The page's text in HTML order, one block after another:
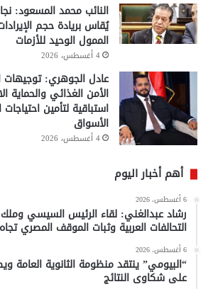
النائب محمد المسعود:
يُقاس بريادة حجم
الممول الوحيد للأزمات
4 أغسطس، 2026
عادل الجوهري:
الأمن الغذائي والحماية
استباقية لتأمين
الأسواق
4 أغسطس، 2026
أهم أخبار اليوم
6 أغسطس، 2026
رشاد عبدالغني: لقاء الرئيس السيسي
التحالفات العربية وثبات الموقف المصري
6 أغسطس، 2026
“البيومي” ينتقد منظومة الثانوية العامة
على شكاوى النتائج